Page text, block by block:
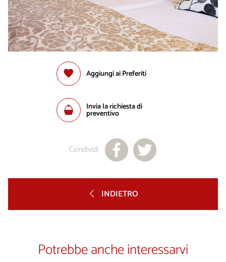
Aggiungi ai Preferiti
Invia la richiesta di
preventivo
Condividi
INDIETRO
Potrebbe anche interessarvi